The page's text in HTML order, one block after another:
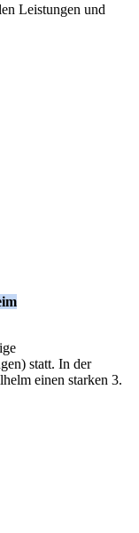
Leistungen und
statt. In der
einen starken 3.